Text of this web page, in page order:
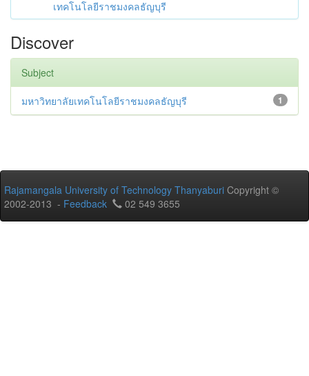
เทคโนโลยีราชมงคลธัญบุรี
Discover
Subject
1
มหาวิทยาลัยเทคโนโลยีราชมงคลธัญบุรี
Rajamangala University of Technology Thanyaburi Copyright ©
2002-2013 - Feedback 02 549 3655